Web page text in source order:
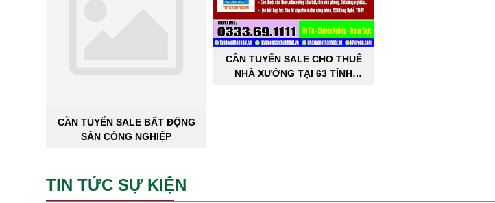
CẦN TUYỂN SALE BẤT ĐỘNG
SẢN CÔNG NGHIỆP
CẦN TUYỂN SALE CHO THUÊ
NHÀ XƯỞNG TẠI 63 TỈNH
TIN TỨC SỰ KIỆN